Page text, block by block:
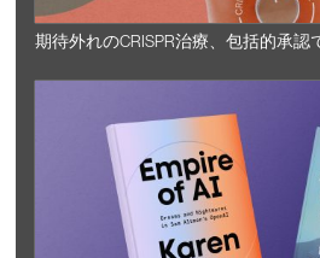
期待外れのCRISPR治療、包括的承